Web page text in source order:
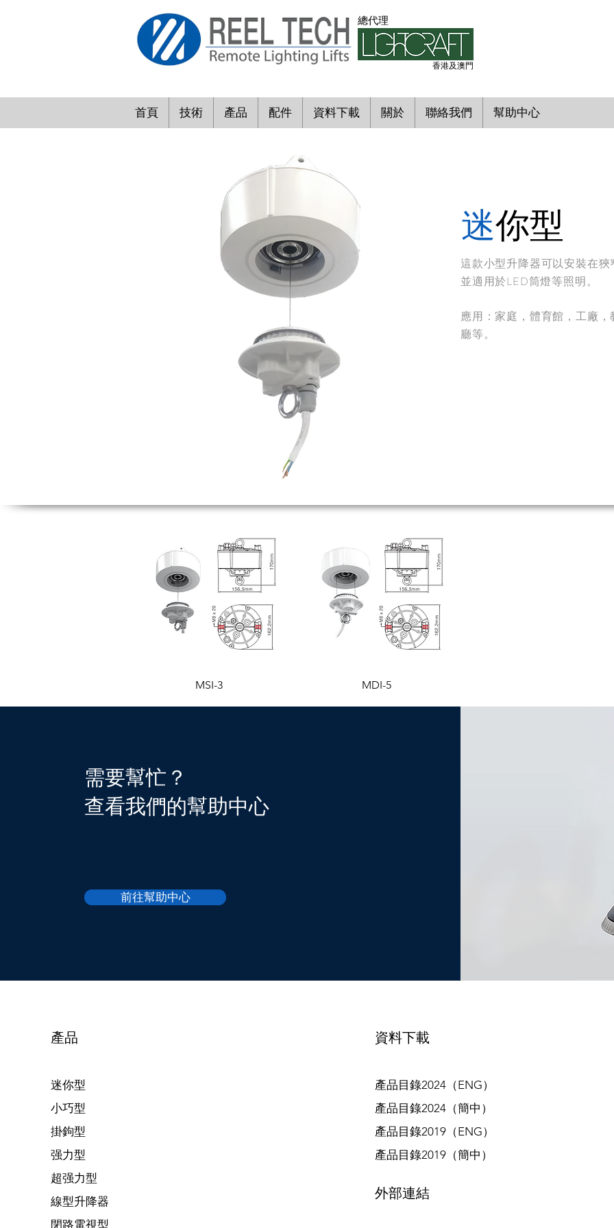
​總代理
香港及澳門
首頁 技術 產品 配件 資料下載 關於 聯絡我們 幫助中心
MSI-3 MDI-5
迷你型
這款小型升降器可以安裝在狹
並適用於LED筒燈等照明。
應用：家庭，體育館，工廠
廳等。
需要幫忙？
查看我們的幫助中心
前往幫助中心
產品
迷你型
小巧型
掛鉤型
强力型
超强力型
線型升降器
閉路電視型
資料下載
產品目錄2024（ENG）
產品目錄2024（簡中）
產品目錄2019（ENG）
產品目錄2019（簡中）
​外部連結